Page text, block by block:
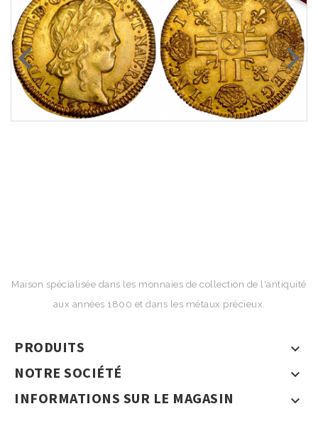
Maison spécialisée dans les monnaies de collection de l'antiquité
aux années 1800 et dans les métaux précieux.
PRODUITS 
NOTRE SOCIÉTÉ 
INFORMATIONS SUR LE MAGASIN 